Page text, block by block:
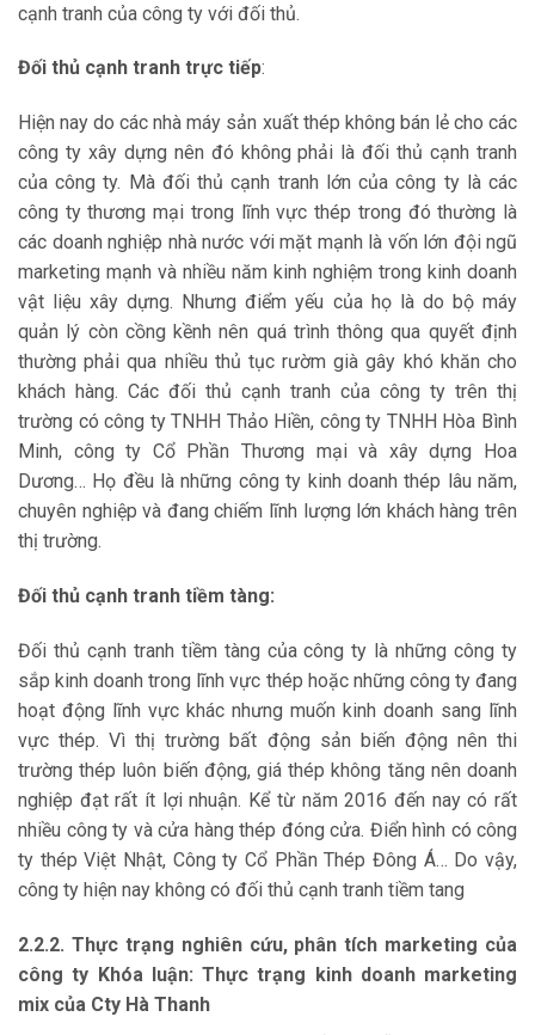
cạnh tranh của công ty với đối thủ.
Đối thủ cạnh tranh trực tiếp:
Hiện nay do các nhà máy sản xuất thép không bán lẻ cho các
công ty xây dựng nên đó không phải là đối thủ cạnh tranh
của công ty. Mà đối thủ cạnh tranh lớn của công ty là các
công ty thương mại trong lĩnh vực thép trong đó thường là
các doanh nghiệp nhà nước với mặt mạnh là vốn lớn đội ngũ
marketing mạnh và nhiều năm kinh nghiệm trong kinh doanh
vật liệu xây dựng. Nhưng điểm yếu của họ là do bộ máy
quản lý còn cồng kềnh nên quá trình thông qua quyết định
thường phải qua nhiều thủ tục rườm già gây khó khăn cho
khách hàng. Các đối thủ cạnh tranh của công ty trên thị
trường có công ty TNHH Thảo Hiền, công ty TNHH Hòa Bình
Minh, công ty Cổ Phần Thương mại và xây dựng Hoa
Dương… Họ đều là những công ty kinh doanh thép lâu năm,
chuyên nghiệp và đang chiếm lĩnh lượng lớn khách hàng trên
thị trường.
Đối thủ cạnh tranh tiềm tàng:
Đối thủ cạnh tranh tiềm tàng của công ty là những công ty
sắp kinh doanh trong lĩnh vực thép hoặc những công ty đang
hoạt động lĩnh vực khác nhưng muốn kinh doanh sang lĩnh
vực thép. Vì thị trường bất động sản biến động nên thi
trường thép luôn biến động, giá thép không tăng nên doanh
nghiệp đạt rất ít lợi nhuận. Kể từ năm 2016 đến nay có rất
nhiều công ty và cửa hàng thép đóng cửa. Điển hình có công
ty thép Việt Nhật, Công ty Cổ Phần Thép Đông Á… Do vậy,
công ty hiện nay không có đối thủ cạnh tranh tiềm tang
2.2.2. Thực trạng nghiên cứu, phân tích marketing của
công ty Khóa luận: Thực trạng kinh doanh marketing
mix của Cty Hà Thanh